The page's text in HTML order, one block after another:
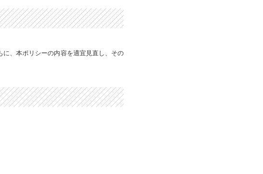
、本ポリシーの内容を適宜見直し、その